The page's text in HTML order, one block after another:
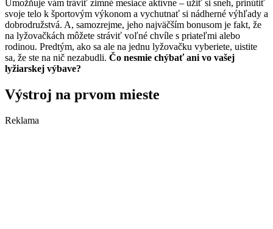
Umožňuje vám tráviť zimné mesiace aktívne – užiť si sneh, prinútiť
svoje telo k športovým výkonom a vychutnať si nádherné výhľady a
dobrodružstvá. A, samozrejme, jeho najväčším bonusom je fakt, že
na lyžovačkách môžete stráviť voľné chvíle s priateľmi alebo
rodinou. Predtým, ako sa ale na jednu lyžovačku vyberiete, uistite
sa, že ste na nič nezabudli. Čo nesmie chýbať ani vo vašej
lyžiarskej výbave?
Výstroj na prvom mieste
Reklama